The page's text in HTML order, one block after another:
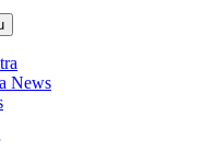
News